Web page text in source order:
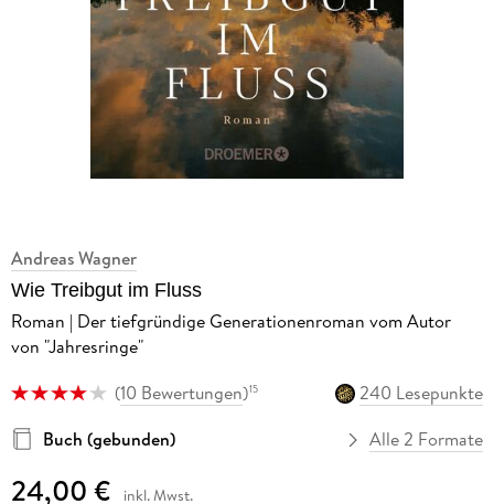
Andreas Wagner
Wie Treibgut im Fluss
Roman | Der tiefgründige Generationenroman vom Autor
von "Jahresringe"
(10 Bewertungen)15
240 Lesepunkte
Buch (gebunden)
Alle 2 Formate
24,00 € inkl. Mwst.